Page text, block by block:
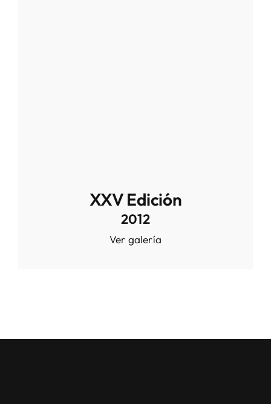
XXV Edición
2012
Ver galería